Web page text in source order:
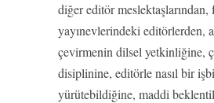
diğer editör meslektaşlarından,
yayınevlerindeki editörlerden,
çevirmenin dilsel yetkinliğine,
disiplinine, editörle nasıl bir
yürütebildiğine, maddi